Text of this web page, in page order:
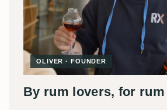
OLIVER · FOUNDER
By rum lovers, for